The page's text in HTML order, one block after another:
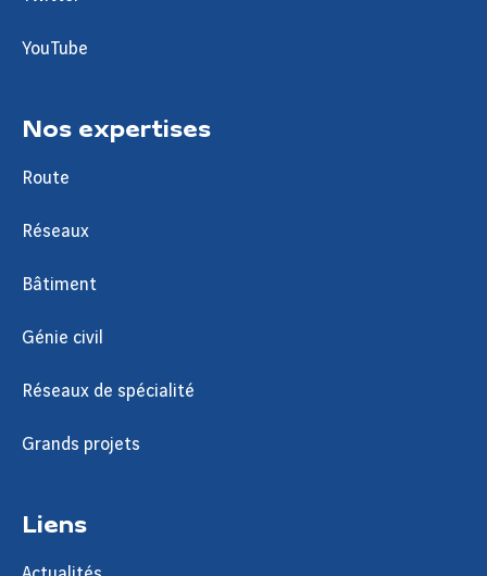
YouTube
Nos expertises
Route
Réseaux
Bâtiment
Génie civil
Réseaux de spécialité
Grands projets
Liens